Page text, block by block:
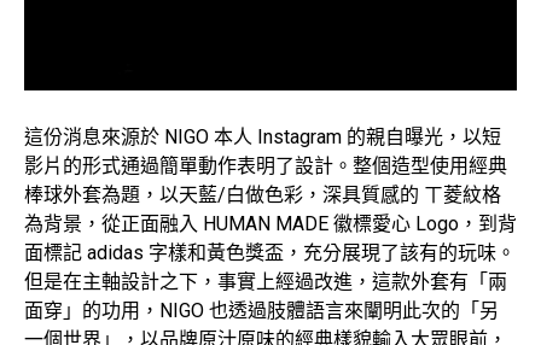
這份消息來源於 NIGO 本人 Instagram 的親自曝光，以短
影片的形式通過簡單動作表明了設計。整個造型使用經典
棒球外套為題，以天藍/白做色彩，深具質感的 ㄒ菱紋格
為背景，從正面融入 HUMAN MADE 徽標愛心 Logo，到背
面標記 adidas 字樣和黃色獎盃，充分展現了該有的玩味。
但是在主軸設計之下，事實上經過改進，這款外套有「兩
面穿」的功用，NIGO 也透過肢體語言來闡明此次的「另
一個世界」，以品牌原汁原味的經典樣貌輸入大眾眼前，